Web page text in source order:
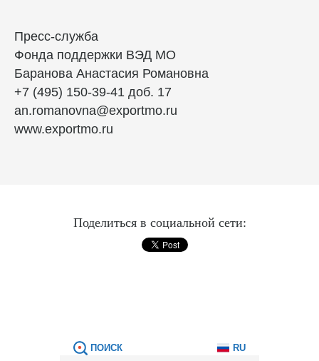
Пресс-служба
Фонда поддержки ВЭД МО
Баранова Анастасия Романовна
+7 (495) 150-39-41 доб. 17
an.romanovna@exportmo.ru
www.exportmo.ru
Поделиться в социальной сети:
RU
ПОИСК